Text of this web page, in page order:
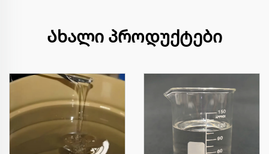
Ახალი პროდუქტები